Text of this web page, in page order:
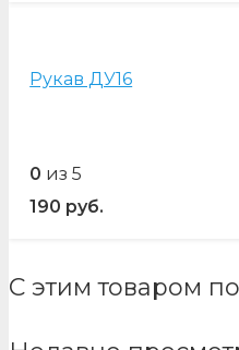
Рукав ДУ16
0 из 5
190 руб.
С этим товаром